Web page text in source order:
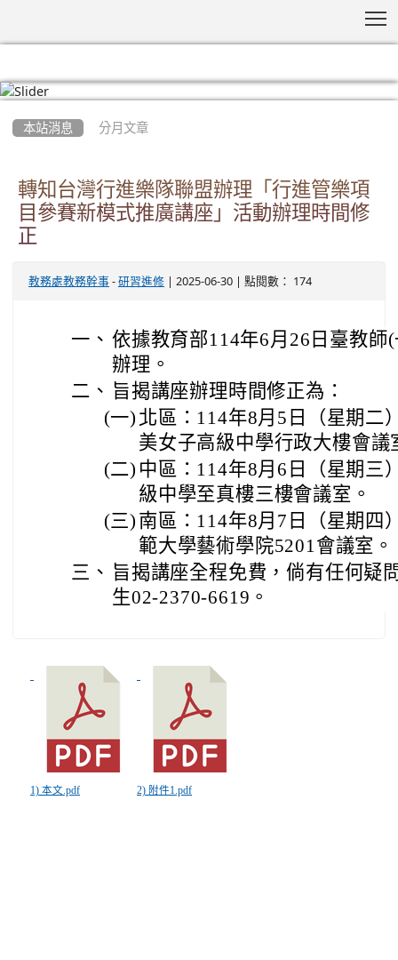
本站消息 分月文章
轉知台灣行進樂隊聯盟辦理「行進管樂項
目參賽新模式推廣講座」活動辦理時間修
正
教務處教務幹事 - 研習進修 | 2025-06-30 | 點閱數： 174
一、 依據教育部114年6月26日臺教師
辦理。
二、 旨揭講座辦理時間修正為：
(一) 北區：114年8月5日（星期二
美女子高級中學行政大樓會議
(二) 中區：114年8月6日（星期三
級中學至真樓三樓會議室。
(三) 南區：114年8月7日（星期四
範大學藝術學院5201會議室。
三、 旨揭講座全程免費，倘有任何疑
生02-2370-6619。
1) 本文.pdf 2) 附件1.pdf